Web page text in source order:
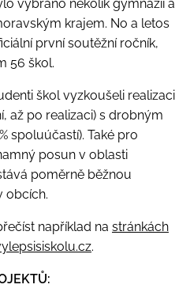
vybráno několik gymnázií a
krajem. No a letos
první soutěžní ročník,
56 škol.
škol vyzkoušeli realizaci
až po realizaci) s drobným
spoluúčastí). Také pro
posun v oblasti
poměrně běžnou
obcích.
například na stránkách
.